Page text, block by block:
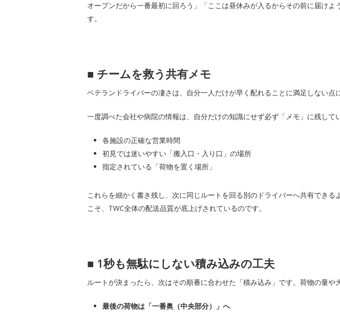
オープンだから一番最初に回ろう」「ここは昼休みが入るからその前に届け
す。
■ チームを救う共有メモ
ベテランドライバーの凄さは、自分一人だけが早く配れることに満足しない点
一度調べた会社や病院の情報は、自分だけの知識にせず必ず「メモ」に残して
各施設の正確な営業時間
初見では迷いやすい「搬入口・入り口」の場所
指定されている「荷物を置く場所」
これらを細かく書き残し、次に同じルートを回る別のドライバーへ共有でき
こそ、TWC全体の配送品質が底上げされているのです。
■ 1秒も無駄にしない積み込みの工夫
ルートが決まったら、次はその順番に合わせた「積み込み」です。荷物の量
最後の荷物は「一番奥（中央部分）」へ